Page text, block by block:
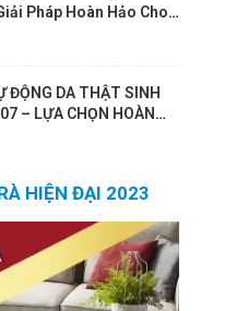
Pháp Hoàn Hảo Cho
ĐỘNG DA THẬT SINH
– LỰA CHỌN HOÀN
HIỆN ĐẠI 2023